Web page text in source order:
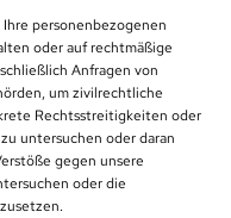
personenbezogenen
oder auf rechtmäßige
Anfragen von
um zivilrechtliche
Rechtsstreitigkeiten oder
untersuchen oder daran
gegen unsere
oder die